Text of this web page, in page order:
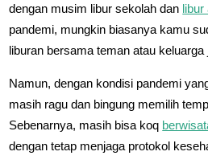
dengan musim libur sekolah dan libur
pandemi, mungkin biasanya kamu
liburan bersama teman atau keluarga
Namun, dengan kondisi pandemi
masih ragu dan bingung memilih
Sebenarnya, masih bisa koq
dengan tetap menjaga protokol